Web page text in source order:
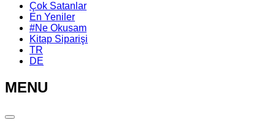
Çok Satanlar
En Yeniler
#Ne Okusam
Kitap Siparişi
TR
DE
MENU